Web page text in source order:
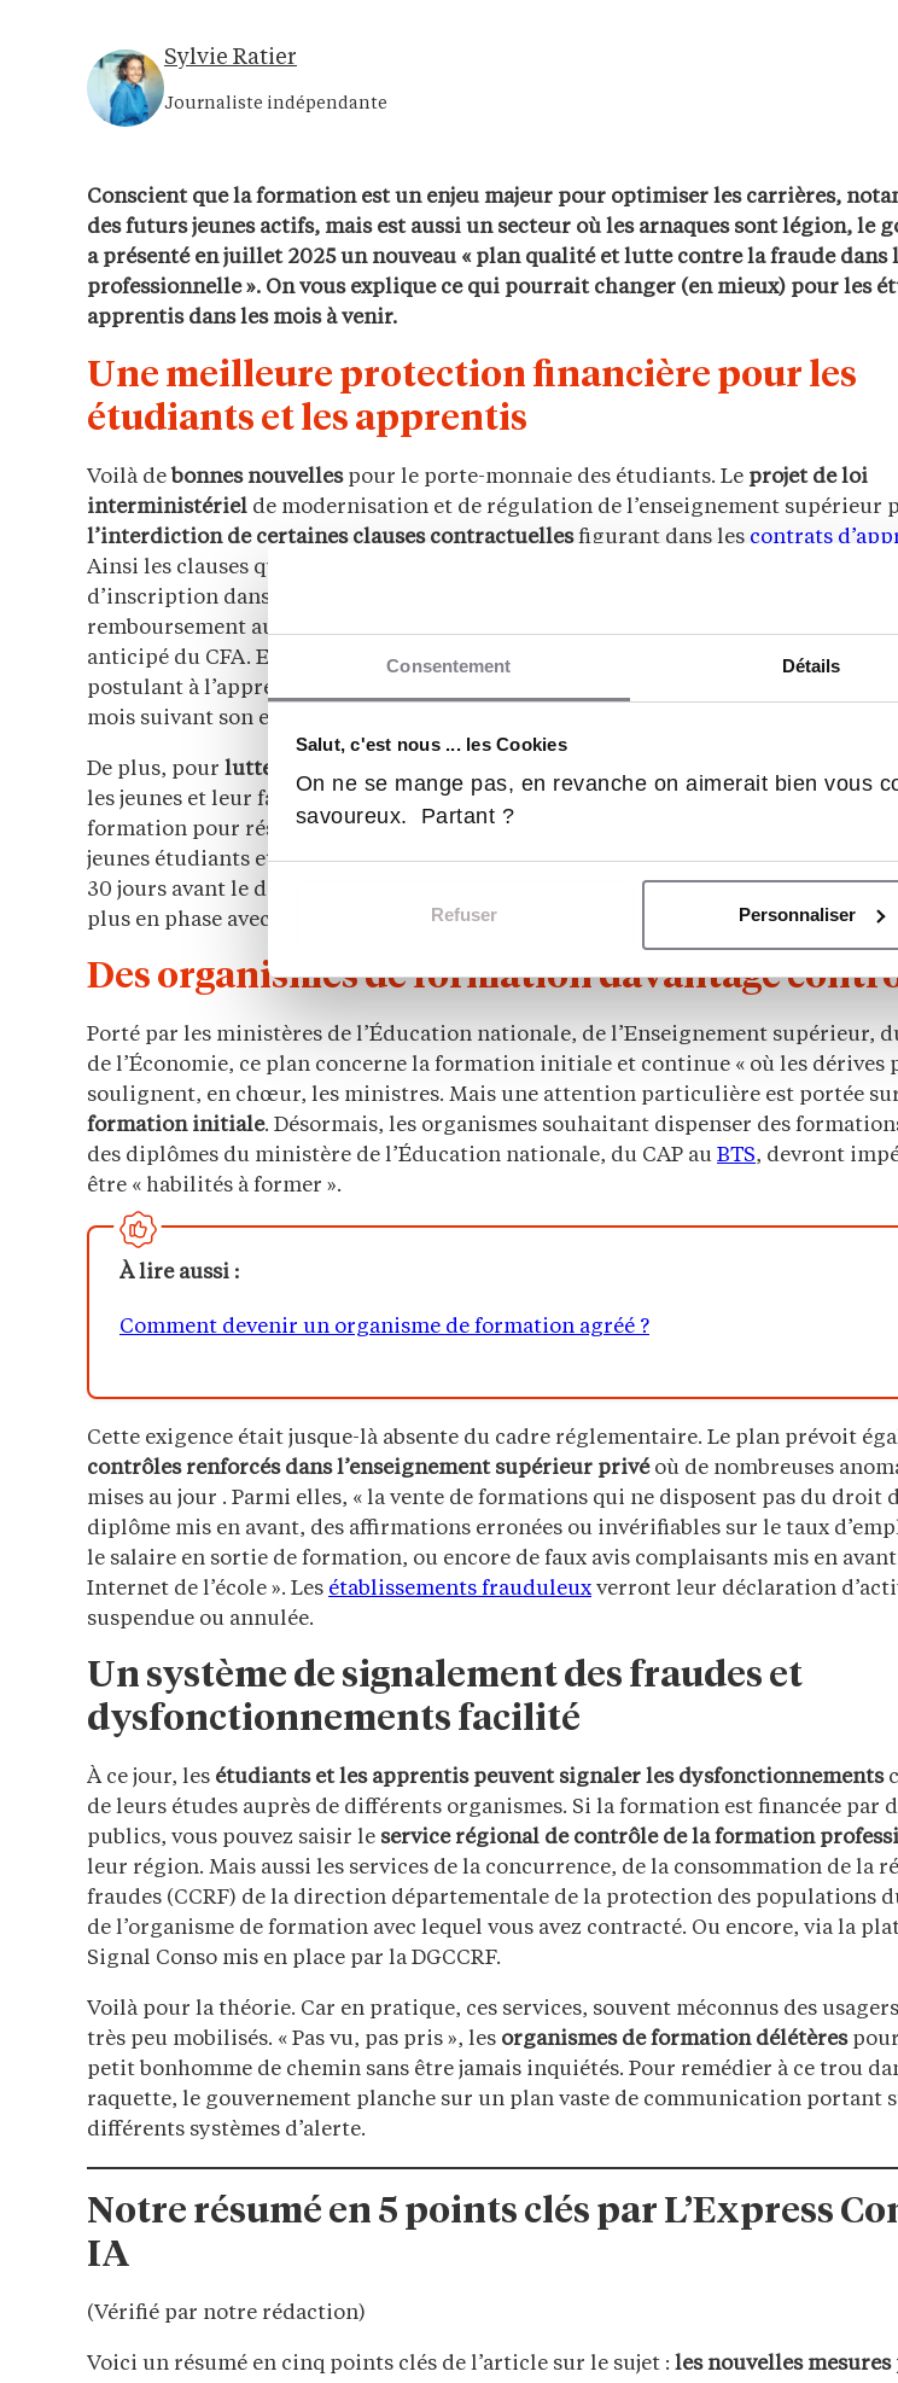
Consentement Détails
Salut, c'est nous ... les Cookies
On ne se mange pas, en revanche on aimerait bien vous
savoureux. Partant ?
Refuser Personnaliser
Sylvie Ratier
Journaliste indépendante
Conscient que la formation est un enjeu majeur pour optimiser les carrières,
des futurs jeunes actifs, mais est aussi un secteur où les arnaques sont légion, le
a présenté en juillet 2025 un nouveau « plan qualité et lutte contre la fraude dans
professionnelle ». On vous explique ce qui pourrait changer (en mieux) pour les
apprentis dans les mois à venir.
Une meilleure protection financière pour les
étudiants et les apprentis
Voilà de bonnes nouvellespour le porte-monnaie des étudiants. Le projet de loi
interministériel de modernisation et de régulation de l’enseignement supérieur
l’interdiction de certaines clauses contractuellesfigurant dans les contrats
Ainsi les clauses qui imposent le
d’inscription dans un CFA pourraient disparaître. Idem pour celles privant
remboursement au prorata temporis des frais administratifs ou de scolarité en cas
anticipé du CFA. Enfin, les clauses excluant le
remboursement des fraisdemandés
postulant à l’apprentissage lorsque celui-ci signe un contrat d’apprentissage dans
mois suivant son entrée en formation ont également du plomb dans l’aile.
De plus, pour lutter contre des choix d’orientation par défaut
du fait de frais déjà
les jeunes et leur famille, le texte prévoit de limiter les sommes versées très en
formation pour réserver une place. Autre disposition envisagée : la possibilité
jeunes étudiants et apprentis, derésilier sans frais le contrat signé avec
30 jours avant le début de la formation. Ceci vous permettrait de sélectionner la
plus en phase avec votre projet.
Des organismes de formation davantage
Porté par les ministères de l’Éducation nationale, de l’Enseignement supérieur,
de l’Économie, ce plan concerne la formation initiale et continue « où les dérives
soulignent, en chœur, les ministres. Mais une attention particulière est portée
formation initiale. Désormais, les organismes souhaitant dispenser des
des diplômes du ministère de l’Éducation nationale, du CAP au BTS, devront
être « habilités à former ».
À lire aussi :
Comment devenir un organisme de formation agréé ?
Cette exigence était jusque-là absente du cadre réglementaire. Le plan prévoit
contrôles renforcés dans l’enseignement supérieur privéoù de nombreuses
mises au jour . Parmi elles, « la vente de formations qui ne disposent pas du droit
diplôme mis en avant, des affirmations erronées ou invérifiables sur le taux
le salaire en sortie de formation, ou encore de faux avis complaisants mis en
Internet de l’école ». Les établissements frauduleux verront leur déclaration
suspendue ou annulée.
Un système de signalement des fraudes et
dysfonctionnements facilité
À ce jour, les étudiants et les apprentis peuvent signaler les dysfonctionnements
de leurs études auprès de différents organismes. Si la formation est financée par
publics, vous pouvez saisir le service régional de contrôle de la formation
leur région. Mais aussi les services de la concurrence, de la consommation de la
fraudes (CCRF) de la direction départementale de la protection des populations
de l’organisme de formation avec lequel vous avez contracté. Ou encore, via la
Signal Conso mis en place par la DGCCRF.
Voilà pour la théorie. Car en pratique, ces services, souvent méconnus des
très peu mobilisés. « Pas vu, pas pris », les organismes de formation délétères
petit bonhomme de chemin sans être jamais inquiétés. Pour remédier à ce trou
raquette, le gouvernement planche sur un plan vaste de communication portant
différents systèmes d’alerte.
Notre résumé en 5 points clés par L’Express
IA
(Vérifié par notre rédaction)
Voici un résumé en cinq points clés de l’article sur le sujet : les nouvelles